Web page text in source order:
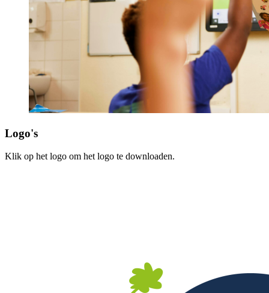
Logo's
Klik op het logo om het logo te downloaden.